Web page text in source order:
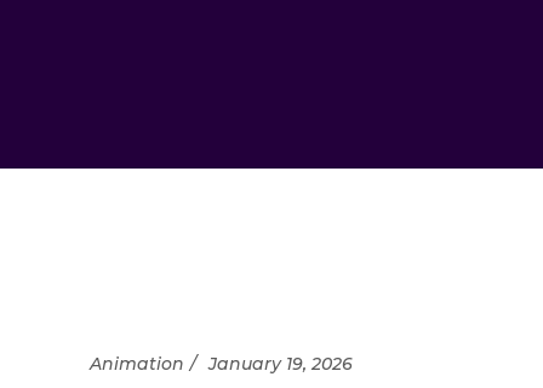
Animation January 19, 2026